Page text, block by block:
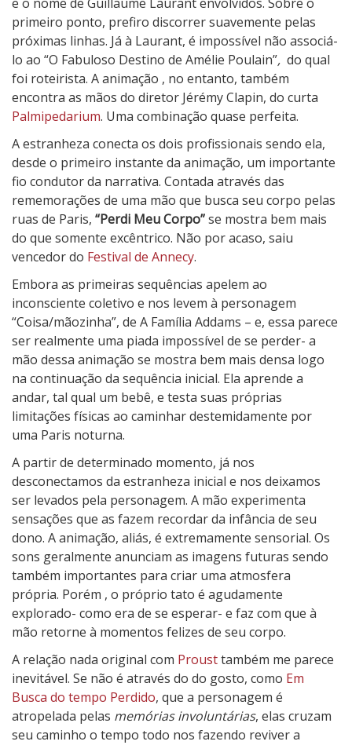
M
e
u
C
o
r
o
primeiro ponto, prefiro discorrer suavemente pelas
próximas linhas. Já à Laurant, é impossível não associá-
lo ao “O Fabuloso Destino de Amélie Poulain”, do qual
foi roteirista. A animação , no entanto, também
encontra as mãos do diretor Jérémy Clapin, do curta
Palmipedarium. Uma combinação quase perfeita.
A estranheza conecta os dois profissionais sendo ela,
desde o primeiro instante da animação, um importante
fio condutor da narrativa. Contada através das
rememorações de uma mão que busca seu corpo pelas
ruas de Paris, “Perdi Meu Corpo”se mostra bem mais
do que somente excêntrico. Não por acaso, saiu
vencedor do Festival de Annecy.
Embora as primeiras sequências apelem ao
inconsciente coletivo e nos levem à personagem
“Coisa/mãozinha”, de A Família Addams – e, essa parece
ser realmente uma piada impossível de se perder- a
mão dessa animação se mostra bem mais densa logo
na continuação da sequência inicial. Ela aprende a
andar, tal qual um bebê, e testa suas próprias
limitações físicas ao caminhar destemidamente por
uma Paris noturna.
A partir de determinado momento, já nos
desconectamos da estranheza inicial e nos deixamos
ser levados pela personagem. A mão experimenta
sensações que as fazem recordar da infância de seu
dono. A animação, aliás, é extremamente sensorial. Os
sons geralmente anunciam as imagens futuras sendo
também importantes para criar uma atmosfera
própria. Porém , o próprio tato é agudamente
explorado- como era de se esperar- e faz com que à
mão retorne à momentos felizes de seu corpo.
A relação nada original com Prousttambém me parece
inevitável. Se não é através do do gosto, como Em
Busca do tempo Perdido, que a personagem é
atropelada pelas memórias involuntárias, elas cruzam
seu caminho o tempo todo nos fazendo reviver a